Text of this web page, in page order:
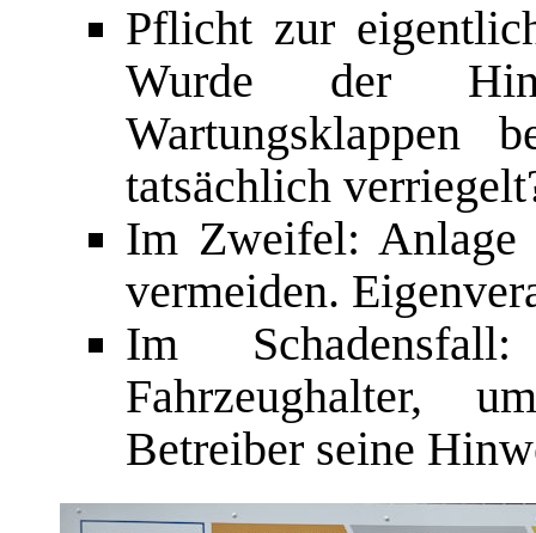
Pflicht zur
Wurde der
Wartungsklappen
tatsächlich
Im Zweifel: Anlage
vermeiden.
Im
Fahrzeughalter,
Betreiber seine